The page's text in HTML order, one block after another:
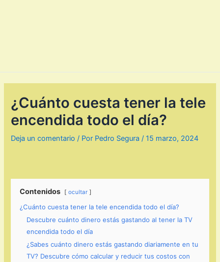
¿Cuánto cuesta tener la tele
encendida todo el día?
Deja un comentario / Por Pedro Segura/15 marzo, 2024
Contenidos ocultar
¿Cuánto cuesta tener la tele encendida todo el día?
Descubre cuánto dinero estás gastando al tener la TV
encendida todo el día
¿Sabes cuánto dinero estás gastando diariamente en tu
TV? Descubre cómo calcular y reducir tus costos con